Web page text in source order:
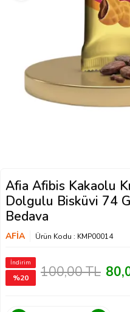
Afia Afibis Kakaolu
Dolgulu Bisküvi 74
Bedava
AFİA Ürün Kodu : KMP00014
İndirim
%20 100,00TL